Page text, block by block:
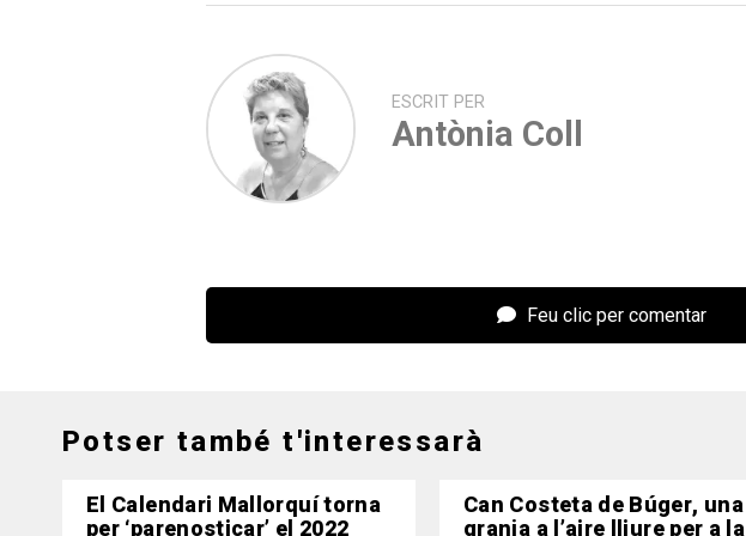
ESCRIT PER
Antònia Coll
Feu clic per comentar
Potser també t'interessarà
El Calendari Mallorquí torna
per ‘parenosticar’ el 2022
Can Costeta de Búger, una
granja a l’aire lliure per a la